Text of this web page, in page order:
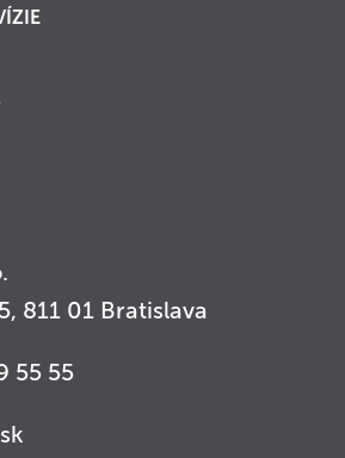
811 01 Bratislava
55 55